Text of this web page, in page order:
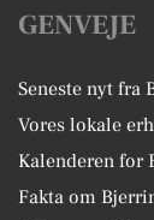
GENVEJE
Seneste nyt fra
Vores lokale
Kalenderen for
Fakta om